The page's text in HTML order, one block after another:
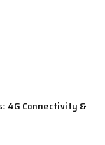
4G Connectivity &